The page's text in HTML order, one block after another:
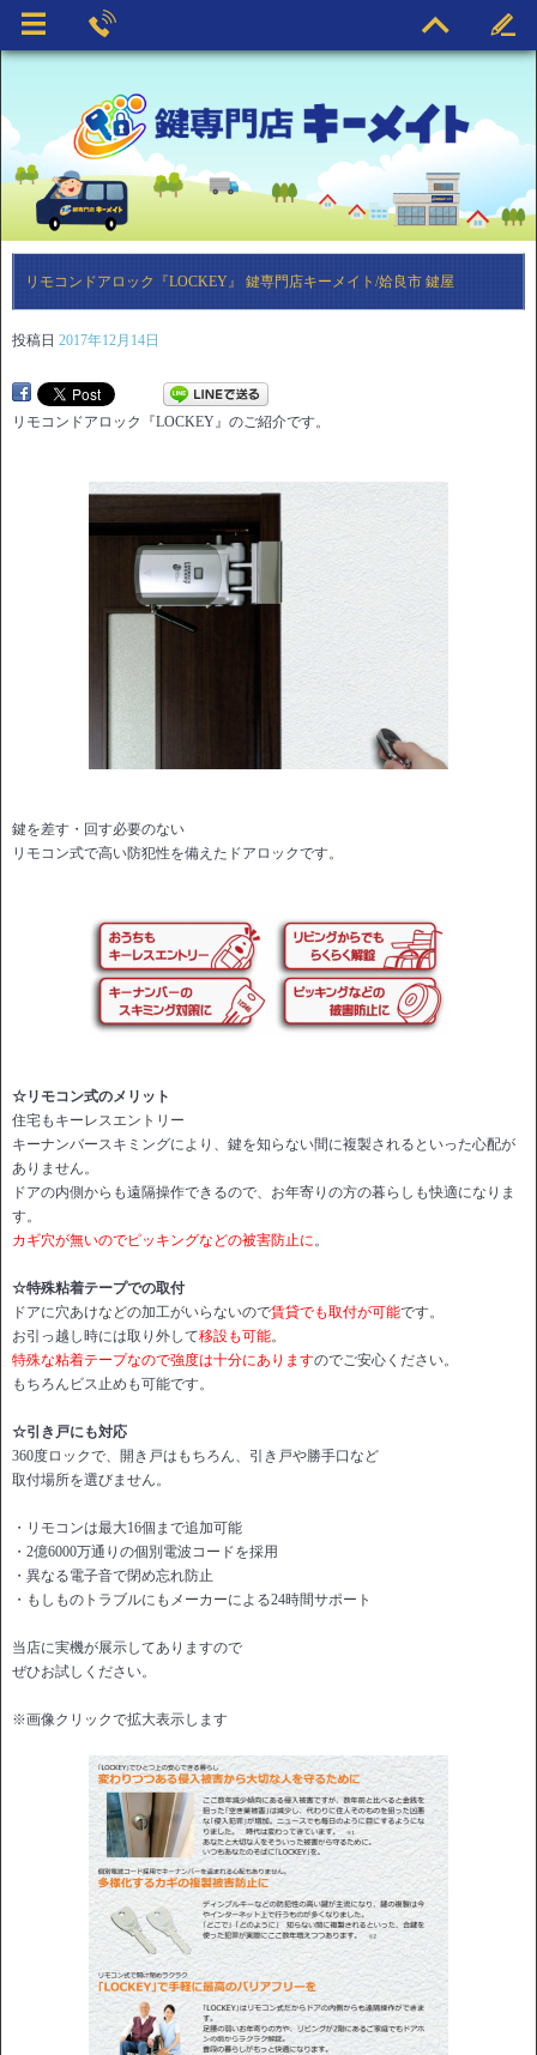
リモコンドアロック『LOCKEY』 鍵専門店キーメイト/姶良市 鍵屋
投稿日 2017年12月14日
リモコンドアロック『LOCKEY』のご紹介です。
鍵を差す・回す必要のない
リモコン式で高い防犯性を備えたドアロックです。
☆リモコン式のメリット
住宅もキーレスエントリー
キーナンバースキミングにより、鍵を知らない間に複製されるといった心配が
ありません。
ドアの内側からも遠隔操作できるので、お年寄りの方の暮らしも快適になりま
す。
カギ穴が無いのでピッキングなどの被害防止に。
☆特殊粘着テープでの取付
ドアに穴あけなどの加工がいらないので賃貸でも取付が可能です。
お引っ越し時には取り外して移設も可能。
特殊な粘着テープなので強度は十分にありますのでご安心ください。
もちろんビス止めも可能です。
☆引き戸にも対応
360度ロックで、開き戸はもちろん、引き戸や勝手口など
取付場所を選びません。
・リモコンは最大16個まで追加可能
・2億6000万通りの個別電波コードを採用
・異なる電子音で閉め忘れ防止
・もしものトラブルにもメーカーによる24時間サポート
当店に実機が展示してありますので
ぜひお試しください。
※画像クリックで拡大表示します